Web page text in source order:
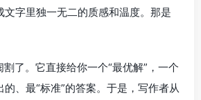
文字里独一无二的质感和温度。那是
了。它直接给你一个“最优解”，一个
、最“标准”的答案。于是，写作者从